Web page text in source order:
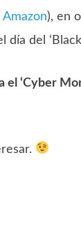
Amazon), en
del ‘Black
‘Cyber